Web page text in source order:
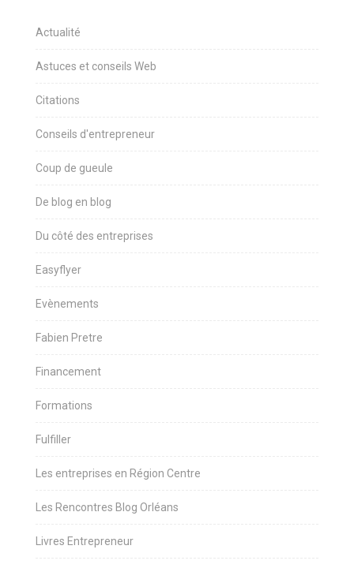
Actualité
Astuces et conseils Web
Citations
Conseils d'entrepreneur
Coup de gueule
De blog en blog
Du côté des entreprises
Easyflyer
Evènements
Fabien Pretre
Financement
Formations
Fulfiller
Les entreprises en Région Centre
Les Rencontres Blog Orléans
Livres Entrepreneur